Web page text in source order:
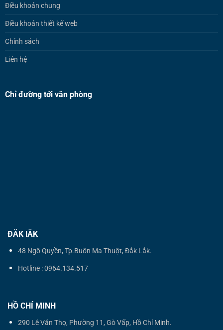
Điều khoản chung
Điều khoản thiết kế web
Chính sách
Liên hệ
Chỉ đường tới văn phòng
ĐẮK lẮK
48 Ngô Quyền, Tp.Buôn Ma Thuột, Đắk Lắk.
Hotline : 0964.134.517
HỒ CHÍ MINH
290 Lê Văn Thọ, Phường 11, Gò Vấp, Hồ Chí Minh.